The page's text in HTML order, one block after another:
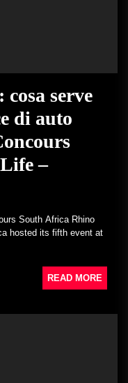
serve
di auto
–
South Africa Rhino
hosted its fifth event at
READ MORE